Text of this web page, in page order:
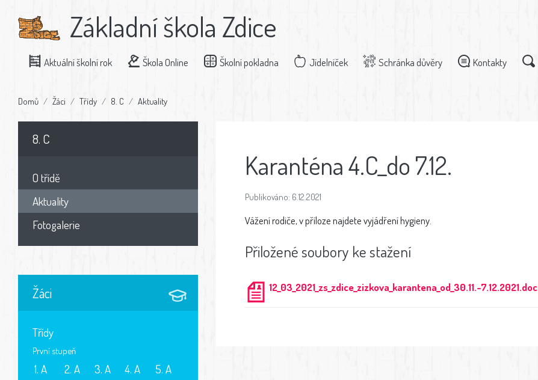
Základní škola Zdice
Aktuální školní rok Škola Online Školní pokladna Jídelníček Schránka důvěry Kontakty
Domů Žáci Třídy 8. C Aktuality
8. C
O třídě
Aktuality
Fotogalerie
Žáci
Třídy
První stupeň
1. A
2. A
3. A
4. A
5. A
Karanténa 4.C_do 7.12.
Publikováno: 6.12.2021
Vážení rodiče, v příloze najdete vyjádření hygieny.
Přiložené soubory ke stažení
12_03_2021_zs_zdice_zizkova_karantena_od_30.11.-7.12.2021.doc